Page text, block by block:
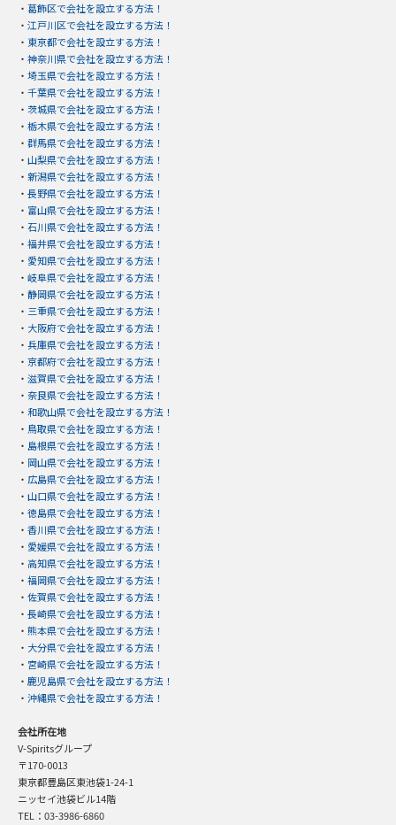
・ 葛飾区で会社を設立する方法！
・ 江戸川区で会社を設立する方法！
・ 東京都で会社を設立する方法！
・ 神奈川県で会社を設立する方法！
・ 埼玉県で会社を設立する方法！
・ 千葉県で会社を設立する方法！
・ 茨城県で会社を設立する方法！
・ 栃木県で会社を設立する方法！
・ 群馬県で会社を設立する方法！
・ 山梨県で会社を設立する方法！
・ 新潟県で会社を設立する方法！
・ 長野県で会社を設立する方法！
・ 富山県で会社を設立する方法！
・ 石川県で会社を設立する方法！
・ 福井県で会社を設立する方法！
・ 愛知県で会社を設立する方法！
・ 岐阜県で会社を設立する方法！
・ 静岡県で会社を設立する方法！
・ 三重県で会社を設立する方法！
・ 大阪府で会社を設立する方法！
・ 兵庫県で会社を設立する方法！
・ 京都府で会社を設立する方法！
・ 滋賀県で会社を設立する方法！
・ 奈良県で会社を設立する方法！
・ 和歌山県で会社を設立する方法！
・ 鳥取県で会社を設立する方法！
・ 島根県で会社を設立する方法！
・ 岡山県で会社を設立する方法！
・ 広島県で会社を設立する方法！
・ 山口県で会社を設立する方法！
・ 徳島県で会社を設立する方法！
・ 香川県で会社を設立する方法！
・ 愛媛県で会社を設立する方法！
・ 高知県で会社を設立する方法！
・ 福岡県で会社を設立する方法！
・ 佐賀県で会社を設立する方法！
・ 長崎県で会社を設立する方法！
・ 熊本県で会社を設立する方法！
・ 大分県で会社を設立する方法！
・ 宮崎県で会社を設立する方法！
・ 鹿児島県で会社を設立する方法！
・ 沖縄県で会社を設立する方法！
会社所在地
V-Spiritsグループ
〒170-0013
東京都豊島区東池袋1-24-1
ニッセイ池袋ビル14階
TEL：03-3986-6860